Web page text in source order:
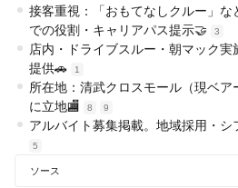
接客重視：「おもてなしクルー」
での役割・キャリアパス提示🤝
3
店内・ドライブスルー・朝マック
提供🚗
1
所在地：清武クロスモール（現ベ
に立地🏬
8 9
アルバイト募集掲載。地域採用・
5
ソース